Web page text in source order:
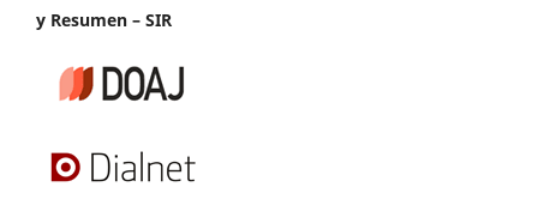
y Resumen – SIR